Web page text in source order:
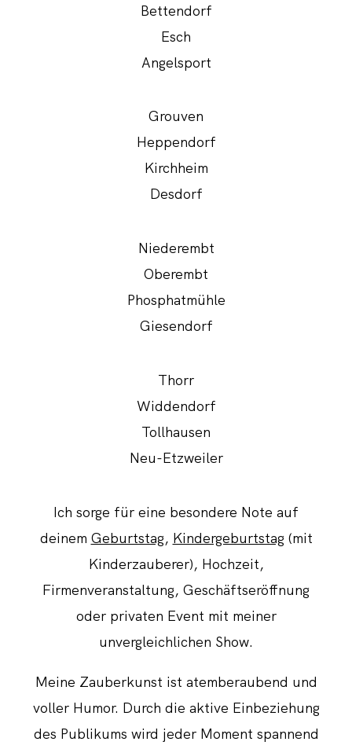
Bettendorf
Esch
Angelsport
Grouven
Heppendorf
Kirchheim
Desdorf
Niederembt
Oberembt
Phosphatmühle
Giesendorf
Thorr
Widdendorf
Tollhausen
Neu-Etzweiler
Ich sorge für eine besondere Note auf
deinem Geburtstag, Kindergeburtstag(mit
Kinderzauberer), Hochzeit,
Firmenveranstaltung, Geschäftseröffnung
oder privaten Event mit meiner
unvergleichlichen Show.
Meine Zauberkunst ist atemberaubend und
voller Humor. Durch die aktive Einbeziehung
des Publikums wird jeder Moment spannend